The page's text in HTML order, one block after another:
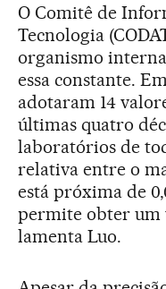
O Comitê de
Tecnologia
organismo
essa constante.
adotaram 14
últimas quatro
laboratórios de
relativa entre o
está próxima de
permite obter um
lamenta Luo.